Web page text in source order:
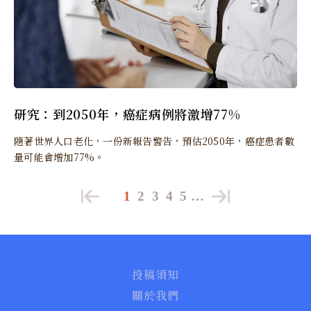
研究：到2050年，癌症病例將激增77%
隨著世界人口老化，一份新報告警告，預估2050年，癌症患者數
量可能會增加77%。
1 2 3 4 5 …
投稿須知
關於我們